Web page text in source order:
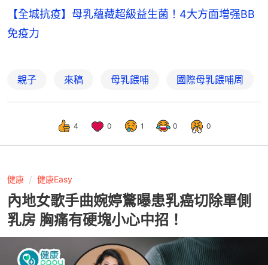
【全城抗疫】母乳蘊藏超級益生菌！4大方面增强BB
免疫力
親子 來稿 母乳餵哺 國際母乳餵哺周
4 0 1 0 0
健康 健康Easy
內地女歌手曲婉婷驚曝患乳癌切除單側
乳房 胸痛有硬塊小心中招！